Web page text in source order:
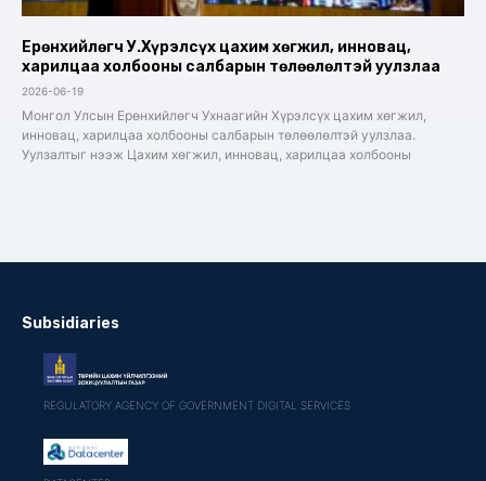
Ерөнхийлөгч У.Хүрэлсүх цахим хөгжил, инновац,
харилцаа холбооны салбарын төлөөлөлтэй уулзлаа
2026-06-19
Монгол Улсын Ерөнхийлөгч Ухнаагийн Хүрэлсүх цахим хөгжил,
инновац, харилцаа холбооны салбарын төлөөлөлтэй уулзлаа.
Уулзалтыг нээж Цахим хөгжил, инновац, харилцаа холбооны
Subsidiaries
REGULATORY AGENCY OF GOVERNMENT DIGITAL SERVICES